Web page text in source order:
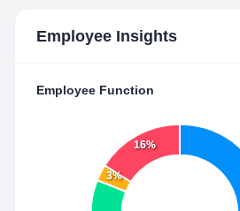
Employee Insights
Employee Function
3%
16%